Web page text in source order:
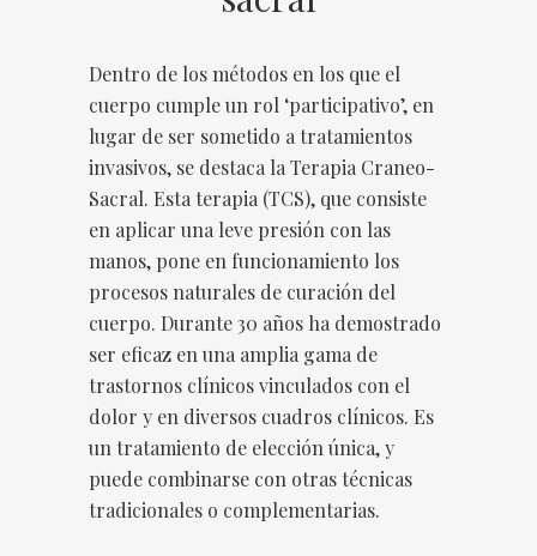
Dentro de los métodos en los que el
cuerpo cumple un rol ‘participativo’, en
lugar de ser sometido a tratamientos
invasivos, se destaca la Terapia Craneo-
Sacral. Esta terapia (TCS), que consiste
en aplicar una leve presión con las
manos, pone en funcionamiento los
procesos naturales de curación del
cuerpo. Durante 30 años ha demostrado
ser eficaz en una amplia gama de
trastornos clínicos vinculados con el
dolor y en diversos cuadros clínicos. Es
un tratamiento de elección única, y
puede combinarse con otras técnicas
tradicionales o complementarias.